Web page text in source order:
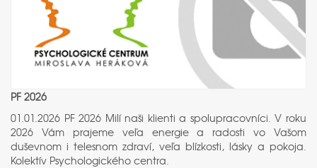
PF 2026
01.01.2026 PF 2026 Milí naši klienti a spolupracovníci. V roku
2026 Vám prajeme veľa energie a radosti vo Vašom
duševnom i telesnom zdraví, veľa blízkosti, lásky a pokoja.
Kolektív Psychologického centra.